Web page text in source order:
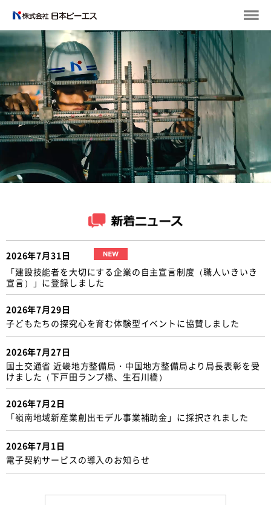
2026年7月31日
「建設技能者を大切にする企業の自主宣言制度（職人いきいき
宣言）」に登録しました
2026年7月29日
子どもたちの探究心を育む体験型イベントに協賛しました
2026年7月27日
国土交通省 近畿地方整備局・中国地方整備局より局長表彰を受
けました（下戸田ランプ橋、生石川橋）
2026年7月2日
「嶺南地域新産業創出モデル事業補助金」に採択されました
2026年7月1日
電子契約サービスの導入のお知らせ